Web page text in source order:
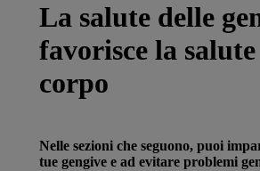
La salute delle
favorisce la
corpo
Nelle sezioni che seguono, puoi
tue gengive e ad evitare problemi